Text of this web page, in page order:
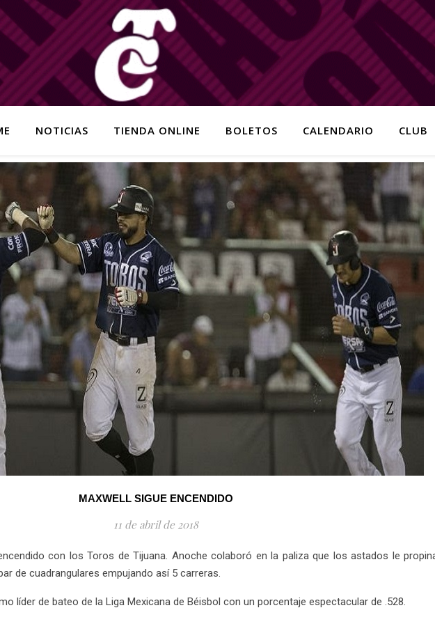
NOTICIAS TIENDA ONLINE BOLETOS CALENDARIO CLUB
MAXWELL SIGUE ENCENDIDO
11 de abril de 2018
con los Toros de Tijuana. Anoche colaboró en la paliza que los astados le
de cuadrangulares empujando así 5 carreras.
líder de bateo de la Liga Mexicana de Béisbol con un porcentaje espectacular de .528.